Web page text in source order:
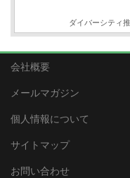
ダイバーシティ
会社概要
メールマガジン
個人情報について
サイトマップ
お問い合わせ